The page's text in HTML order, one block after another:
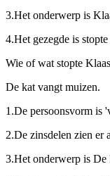
3.Het onderwerp is
4.Het gezegde is stopte
Wie of wat stopte
De kat vangt muizen.
1.De persoonsvorm is
2.De zinsdelen zien er
3.Het onderwerp is